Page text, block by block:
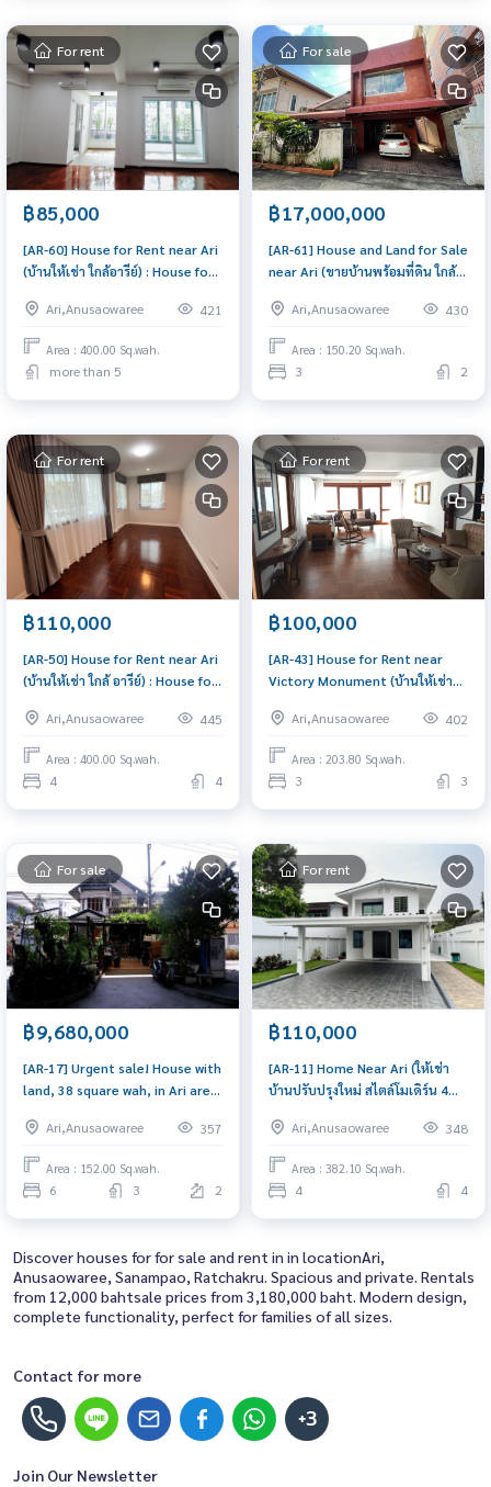
For rent
฿85,000
[AR-60] House for Rent near Ari
(บ้านให้เช่า ใกล้อารีย์) : House for
living here brings prosperity
Ari,Anusaowaree 421
Area : 400.00 Sq.wah.
more than 5
For sale
฿17,000,000
[AR-61] House and Land for Sale
near Ari (ขายบ้านพร้อมที่ดิน ใกล้
Bedroom Near Ari Beautiful
house, great location
Ari,Anusaowaree 430
Area : 150.20 Sq.wah.
3 2
For rent
฿110,000
[AR-50] House for Rent near Ari
(บ้านให้เช่า ใกล้ อารีย์) : House for
for rent, ready to move in,
urgent!
Ari,Anusaowaree 445
Area : 400.00 Sq.wah.
4 4
For rent
฿100,000
[AR-43] House for Rent near
Victory Monument (บ้านให้เช่า
Rent 3 Bedroom Near Victory
Monument Great house, living
here brings prosperity
Ari,Anusaowaree 402
Area : 203.80 Sq.wah.
3 3
For sale
฿9,680,000
[AR-17] Urgent sale! House with
land, 38 square wah, in Ari area,
ด่วน! บ้านพร้อมที่ดิน 38ตร.วา ย่าน
อารีย์ ใกล้อนุสาวรีย์ชัยสมรภูมิ) :
House for Sale 6 Bedroom Near
Sanam Pao House for sale,
great location
Ari,Anusaowaree 357
Area : 152.00 Sq.wah.
6 3 2
For rent
฿110,000
[AR-11] Home Near Ari (ให้เช่า
บ้านปรับปรุงใหม่ สไตล์โมเดิร์น 4
อารีย์) : House for Rent 4
Bedroom Near Ari House for
rent, ready to move in, urgent!
Ari,Anusaowaree 348
Area : 382.10 Sq.wah.
4 4
Discover houses for for sale and rent in in locationAri,
Anusaowaree, Sanampao, Ratchakru. Spacious and private. Rentals
from 12,000 bahtsale prices from 3,180,000 baht. Modern design,
complete functionality, perfect for families of all sizes.
Contact for more
+3
Join Our Newsletter